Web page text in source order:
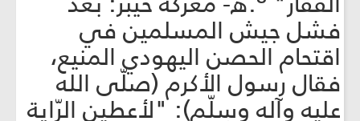
فشل جيش المسلمين في
اقتحام الحصن اليهودي المنيع،
فقال رسول الأكرم (صلّى الله
عليه وآله وسلّم): "لأعطين الرّاية